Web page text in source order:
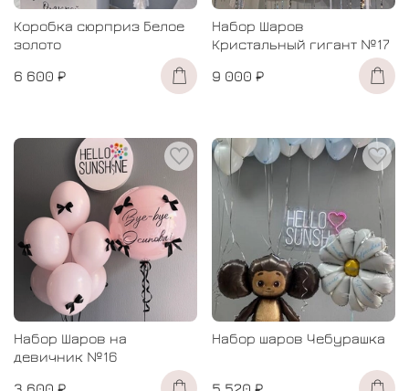
Коробка сюрприз Белое
золото
6 600 ₽
Набор Шаров
Кристальный гигант №17
9 000 ₽
Набор Шаров на
девичник №16
Набор шаров Чебурашка